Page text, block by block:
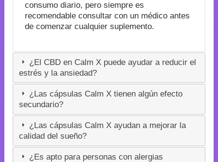
consumo diario, pero siempre es
recomendable consultar con un médico antes
de comenzar cualquier suplemento.
¿El CBD en Calm X puede ayudar a reducir el
estrés y la ansiedad?
¿Las cápsulas Calm X tienen algún efecto
secundario?
¿Las cápsulas Calm X ayudan a mejorar la
calidad del sueño?
¿Es apto para personas con alergias